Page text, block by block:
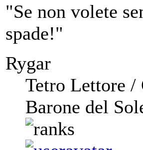
"Se non volete
spade!"
Rygar
Tetro Lettore /
Barone del